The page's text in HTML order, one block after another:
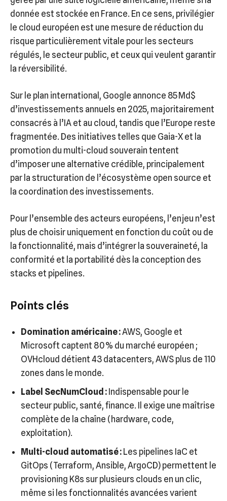
donnée est stockée en France. En ce sens, privilégier
le cloud européen est une mesure de réduction du
risque particulièrement vitale pour les secteurs
régulés, le secteur public, et ceux qui veulent garantir
la réversibilité.
Sur le plan international, Google annonce 85 Md$
d’investissements annuels en 2025, majoritairement
consacrés à l’IA et au cloud, tandis que l’Europe reste
fragmentée. Des initiatives telles que Gaia-X et la
promotion du multi-cloud souverain tentent
d’imposer une alternative crédible, principalement
par la structuration de l’écosystème open source et
la coordination des investissements.
Pour l’ensemble des acteurs européens, l’enjeu n’est
plus de choisir uniquement en fonction du coût ou de
la fonctionnalité, mais d’intégrer la souveraineté, la
conformité et la portabilité dès la conception des
stacks et pipelines.
Points clés
Domination américaine :AWS, Google et
Microsoft captent 80 % du marché européen ;
OVHcloud détient 43 datacenters, AWS plus de 110
zones dans le monde.
Label SecNumCloud : Indispensable pour le
secteur public, santé, finance. Il exige une maîtrise
complète de la chaîne (hardware, code,
exploitation).
Multi-cloud automatisé : Les pipelines IaC et
GitOps (Terraform, Ansible, ArgoCD) permettent le
provisioning K8s sur plusieurs clouds en un clic,
même si les fonctionnalités avancées varient